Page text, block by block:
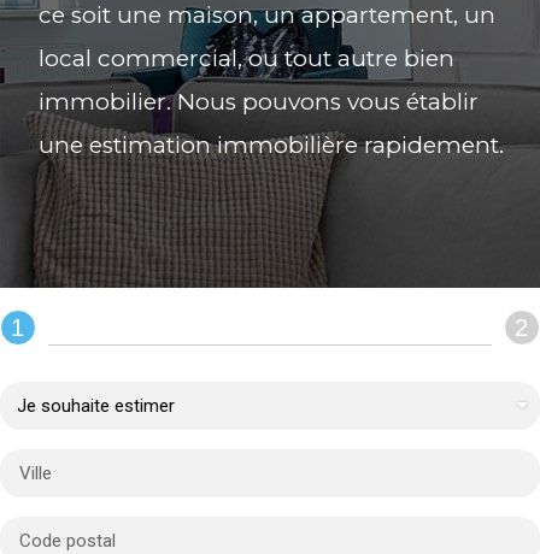
ce soit une maison, un appartement, un
local commercial, ou tout autre bien
immobilier. Nous pouvons vous établir
une estimation immobilière rapidement.
REMPLIR LE FORMULAIRE :
1 2